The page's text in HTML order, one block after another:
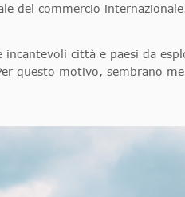
del commercio
città e paesi da
questo motivo, sembrano